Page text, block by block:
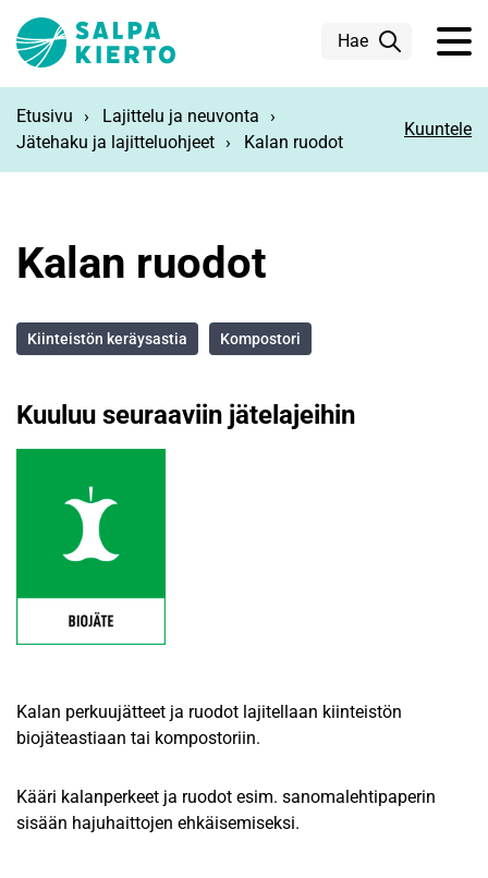
Hae
Etusivu
Lajittelu ja neuvonta
Jätehaku ja lajitteluohjeet
Kalan ruodot
Kuuntele
Kalan ruodot
Kiinteistön keräysastia Kompostori
Kuuluu seuraaviin jätelajeihin
Kalan perkuujätteet ja ruodot lajitellaan kiinteistön
biojäteastiaan tai kompostoriin.
Kääri kalanperkeet ja ruodot esim. sanomalehtipaperin
sisään hajuhaittojen ehkäisemiseksi.